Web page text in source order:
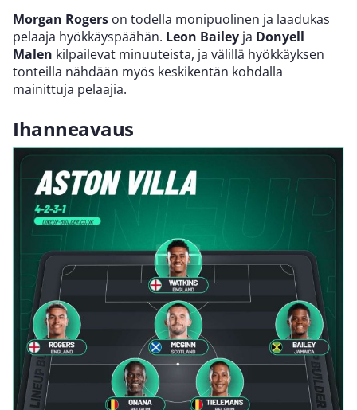
Morgan Rogers on todella monipuolinen ja laadukas
pelaaja hyökkäyspäähän. Leon Bailey ja Donyell
Malen kilpailevat minuuteista, ja välillä hyökkäyksen
tonteilla nähdään myös keskikentän kohdalla
mainittuja pelaajia.
Ihanneavaus